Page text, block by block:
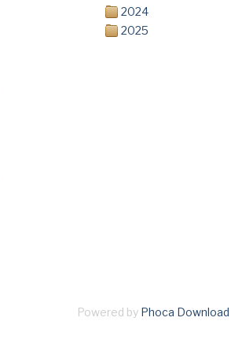
2024
2025
Powered by Phoca Download